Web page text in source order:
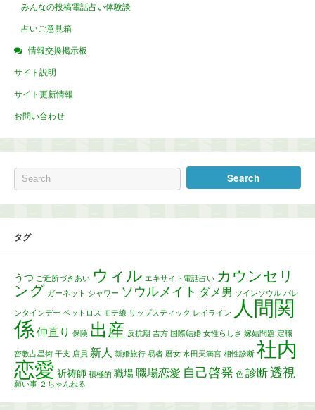
みんなの投稿電話占い体験談
占いご意見箱
情報交換掲示板
サイト説明
サイト更新情報
お問い合わせ
タグ
うつ ご近所づきあい ウィル エキサイト電話占い カウンセリ
ング ガーネット シャワー ソウルメイト ダメ男 ツインソウル バレ
ンタインデー ペットロス モテ線 リップスティック レイライン
人間関
係 仲直り 保険 出産 反抗期 吉方 国際結婚 女性らしさ 嫁姑問題 定職
密教占星術 干支 店員 新人 新婚旅行 易者 暦女 水田天満宮 相性診断 社内
恋愛 祈祷師 積極的 職場職場恋愛 自己啓発 色 診断透視
願い事 ２ちゃんねる